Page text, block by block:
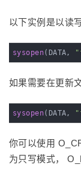
以下实例是以读
sysopen(DATA,
如果需要在更新
sysopen(DATA,
你可以使用
为只写模式，